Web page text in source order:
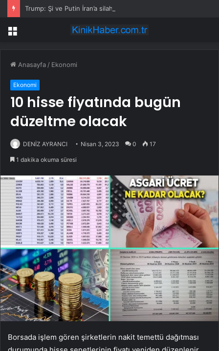
Trump: Şi ve Putin İran’a silah satmayacaklarını söyledi
Menü
Anasayfa / Ekonomi
Ekonomi
10 hisse fiyatında bugün
düzeltme olacak
DENİZ AYRANCI Nisan 3, 2023 0 17
1 dakika okuma süresi
Borsada işlem gören şirketlerin nakit temettü dağıtması